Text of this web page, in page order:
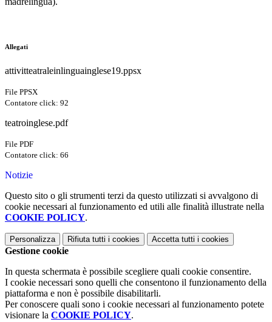
Allegati
attivitteatraleinlinguainglese19.ppsx
File PPSX
Contatore click: 92
teatroinglese.pdf
File PDF
Contatore click: 66
Notizie
Questo sito o gli strumenti terzi da questo utilizzati si avvalgono di
cookie necessari al funzionamento ed utili alle finalità illustrate nella
COOKIE POLICY.
Personalizza Rifiuta tutti i cookies Accetta tutti i cookies
Gestione cookie
In questa schermata è possibile scegliere quali cookie consentire.
I cookie necessari sono quelli che consentono il funzionamento della
piattaforma e non è possibile disabilitarli.
Per conoscere quali sono i cookie necessari al funzionamento potete
visionare la COOKIE POLICY.